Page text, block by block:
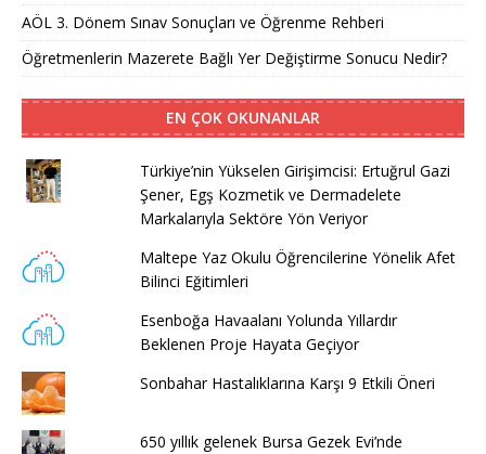
AÖL 3. Dönem Sınav Sonuçları ve Öğrenme Rehberi
Öğretmenlerin Mazerete Bağlı Yer Değiştirme Sonucu Nedir?
EN ÇOK OKUNANLAR
Türkiye’nin Yükselen Girişimcisi: Ertuğrul Gazi
Şener, Egş Kozmetik ve Dermadelete
Markalarıyla Sektöre Yön Veriyor
Maltepe Yaz Okulu Öğrencilerine Yönelik Afet
Bilinci Eğitimleri
Esenboğa Havaalanı Yolunda Yıllardır
Beklenen Proje Hayata Geçiyor
Sonbahar Hastalıklarına Karşı 9 Etkili Öneri
650 yıllık gelenek Bursa Gezek Evi’nde